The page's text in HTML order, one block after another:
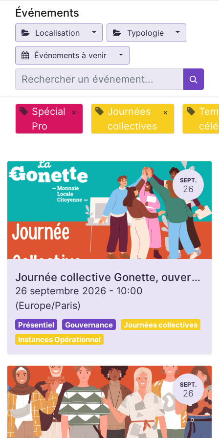
Événements
Localisation Typologie
Événements à venir
Spécial
Pro
×
Journées
collectives
×
SEPT.
26
Journée collective Gonette, ouverte à toutes et tous
26 septembre 2026 - 10:00
(Europe/Paris)
Présentiel Gouvernance
Journées collectives
Instances Opérationnel
SEPT.
26